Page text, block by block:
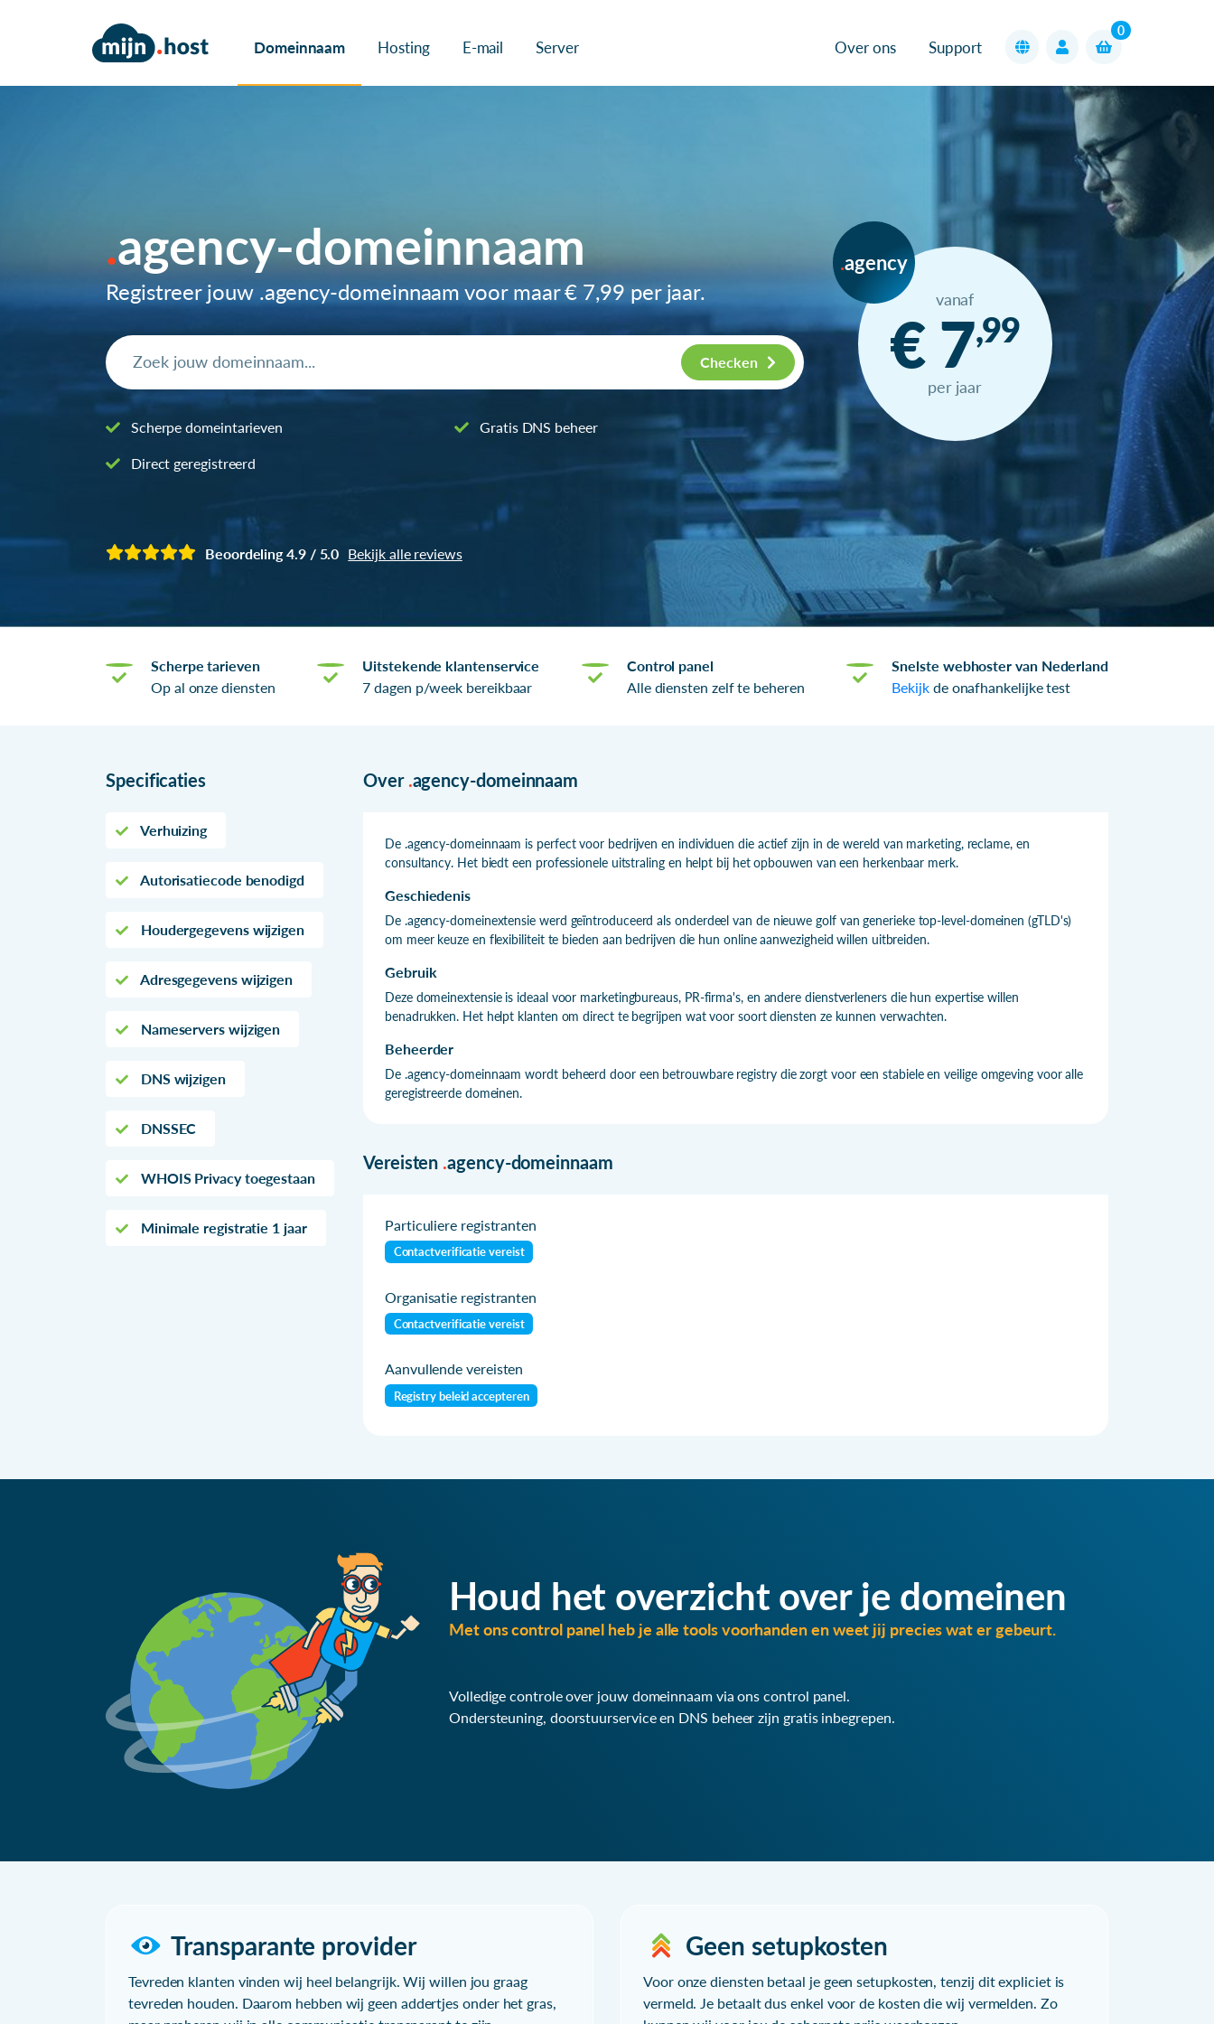
Domeinnaam Hosting E-mail Server Over ons Support
0
agency-domeinnaam
Registreer jouw .agency-domeinnaam voor maar€ 7,99 per jaar.
Checken
Scherpe domeintarieven
Direct geregistreerd
Gratis DNS beheer
agency
vanaf
€ 7,99
per jaar
Beoordeling 4.9 / 5.0 Bekijk alle reviews
Scherpe tarieven
Op al onze diensten
Uitstekende klantenservice
7 dagen p/week bereikbaar
Control panel
Alle diensten zelf te beheren
Snelste webhoster van Nederland
Bekijkde onafhankelijke test
Specificaties
Verhuizing
Autorisatiecode benodigd
Houdergegevens wijzigen
Adresgegevens wijzigen
Nameservers wijzigen
DNS wijzigen
DNSSEC
WHOIS Privacy toegestaan
Minimale registratie 1 jaar
Over .agency-domeinnaam
De .agency-domeinnaam is perfect voor bedrijven en individuen die actief zijn in de wereld van marketing, reclame, en
consultancy. Het biedt een professionele uitstraling en helpt bij het opbouwen van een herkenbaar merk.
Geschiedenis
De .agency-domeinextensie werd geïntroduceerd als onderdeel van de nieuwe golf van generieke top-level-domeinen (gTLD's)
om meer keuze en flexibiliteit te bieden aan bedrijven die hun online aanwezigheid willen uitbreiden.
Gebruik
Deze domeinextensie is ideaal voor marketingbureaus, PR-firma's, en andere dienstverleners die hun expertise willen
benadrukken. Het helpt klanten om direct te begrijpen wat voor soort diensten ze kunnen verwachten.
Beheerder
De .agency-domeinnaam wordt beheerd door een betrouwbare registry die zorgt voor een stabiele en veilige omgeving voor alle
geregistreerde domeinen.
Vereisten .agency-domeinnaam
Particuliere registranten
Contactverificatie vereist
Organisatie registranten
Contactverificatie vereist
Aanvullende vereisten
Registry beleid accepteren
Houd het overzicht over je domeinen
Met ons control panel heb je alle tools voorhanden en weet jij precies wat er gebeurt.
Volledige controle over jouw domeinnaam via ons control panel.
Ondersteuning, doorstuurservice en DNS beheer zijn gratis inbegrepen.
Transparante provider
Tevreden klanten vinden wij heel belangrijk. Wij willen jou graag
tevreden houden. Daarom hebben wij geen addertjes onder het gras,
Geen setupkosten
Voor onze diensten betaal je geen setupkosten, tenzij dit expliciet is
vermeld. Je betaalt dus enkel voor de kosten die wij vermelden. Zo